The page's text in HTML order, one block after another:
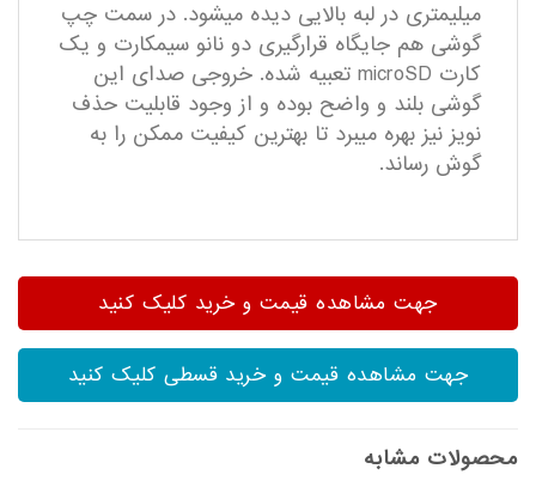
میلیمتری در لبه­ بالایی دیده می­شود. در سمت چپ
گوشی هم جایگاه قرارگیری دو نانو سیم­کارت و یک
کارت microSD تعبیه شده. خروجی صدای این
گوشی بلند و واضح بوده و از وجود قابلیت حذف
نویز نیز بهره می­برد تا بهترین کیفیت ممکن را به
گوش رساند.
جهت مشاهده قیمت و خرید کلیک کنید
جهت مشاهده قیمت و خرید قسطی کلیک کنید
محصولات مشابه